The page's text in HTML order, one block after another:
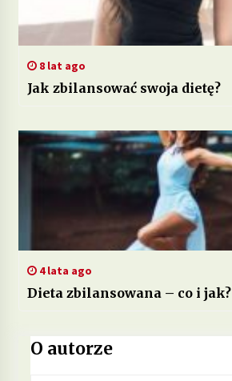
8 lat ago
Jak zbilansować swoja dietę?
4 lata ago
Dieta zbilansowana – co i jak?
O autorze